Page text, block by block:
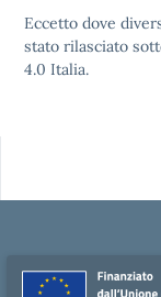
Eccetto dove
stato rilasciato
4.0 Italia.